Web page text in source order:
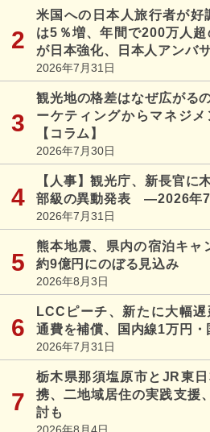
米国への日本人旅行者が好
は5％増、年間で200万人
が日本強化、日本人アンバ
2026年7月31日
観光地の格差はなぜ広がる
ーケティングからマネジ
【コラム】
2026年7月30日
【人事】観光庁、新長官に
部級の異動発表 ―2026年7
2026年7月31日
熊本地震、県内の宿泊キャ
約9億円にのぼる見込み
2026年8月3日
LCCピーチ、新たに大幅
通費を補償、国内線1万円
2026年7月31日
栃木県那須塩原市とJR東
携、二地域居住の実践支援
討も
2026年8月4日